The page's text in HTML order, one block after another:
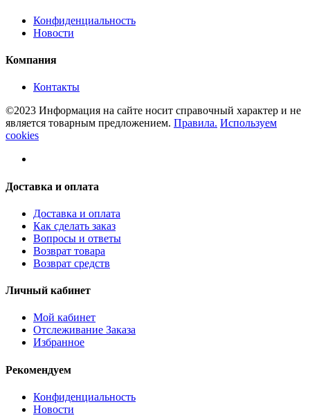
Конфиденциальность
Новости
Компания
Контакты
©2023 Информация на сайте носит справочный характер и не
является товарным предложением. Правила. Используем
cookies
Доставка и оплата
Доставка и оплата
Как сделать заказ
Вопросы и ответы
Возврат товара
Возврат средств
Личный кабинет
Мой кабинет
Отслеживание Заказа
Избранное
Рекомендуем
Конфиденциальность
Новости